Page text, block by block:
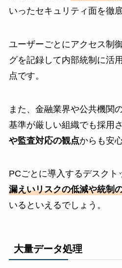
いったセキュリティ面を徹
ユーザーごとにアクセス制
グを記録して内部統制に活
点です。
また、金融業界や公共機関
基準が厳しい組織でも採用
や監査対応の観点からも安
PCごとに導入するデスクト
漏えいリスクの低減や統制
いるといえるでしょう。
大量データ処理